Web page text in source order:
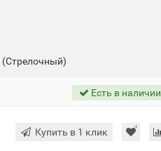
Есть в наличии
Купить в 1 клик